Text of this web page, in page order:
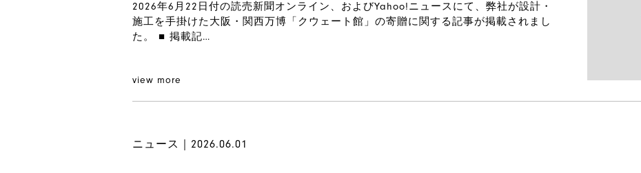
2026年6月22日付の読売新聞オンライン、およびYahoo!ニュースにて、弊社が設計・
施工を手掛けた大阪・関西万博「クウェート館」の寄贈に関する記事が掲載されまし
た。 ■ 掲載記…
view more
ニュース｜2026.06.01